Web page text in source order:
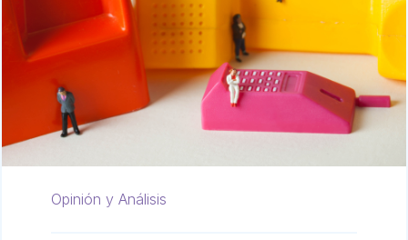
Opinión y Análisis